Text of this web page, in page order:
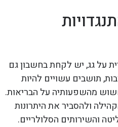
על גג, יש לקחת בחשבון גם
תושבים עשויים להיות
מהשפעותיה על הבריאות.
ולהסביר את היתרונות
והשירותים הסלולריים.